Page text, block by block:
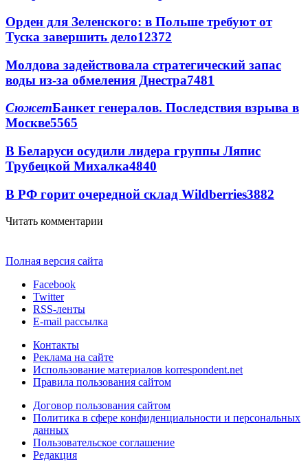
Орден для Зеленского: в Польше требуют от
Туска завершить дело12372
Молдова задействовала стратегический запас
воды из-за обмеления Днестра7481
СюжетБанкет генералов. Последствия взрыва в
Москве5565
В Беларуси осудили лидера группы Ляпис
Трубецкой Михалка4840
В РФ горит очередной склад Wildberries3882
Читать комментарии
Полная версия сайта
Facebook
Twitter
RSS-ленты
E-mail рассылка
Контакты
Реклама на сайте
Использование материалов korrespondent.net
Правила пользования сайтом
Договор пользования сайтом
Политика в сфере конфиденциальности и персональных
данных
Пользовательское соглашение
Редакция